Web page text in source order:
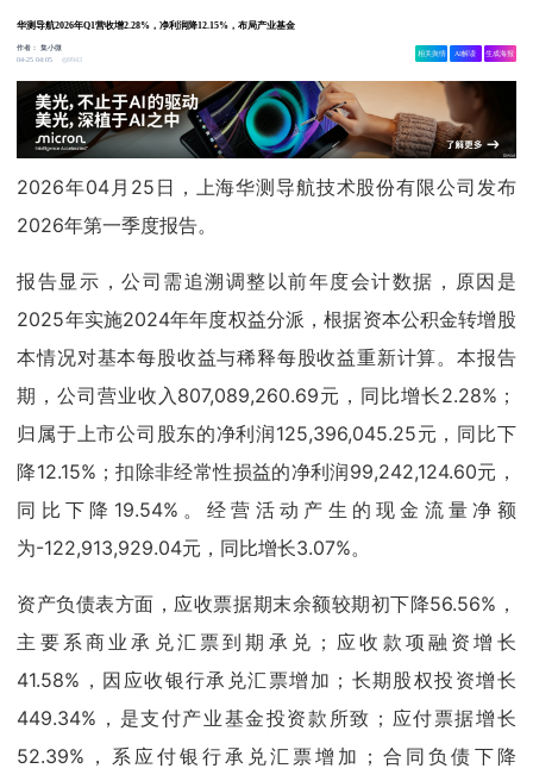
华测导航2026年Q1营收增2.28%，净利润降12.15%，布局产业基金
作者：集小微
04-25 04:05
9943
相关舆情 AI解读 生成海报
2026年04月25日，上海华测导航技术股份有限公司发布
2026年第一季度报告。
报告显示，公司需追溯调整以前年度会计数据，原因是
2025年实施2024年年度权益分派，根据资本公积金转增股
本情况对基本每股收益与稀释每股收益重新计算。本报告
期，公司营业收入807,089,260.69元，同比增长2.28%；
归属于上市公司股东的净利润125,396,045.25元，同比下
降12.15%；扣除非经常性损益的净利润99,242,124.60元，
同比下降19.54%。经营活动产生的现金流量净额
为-122,913,929.04元，同比增长3.07%。
资产负债表方面，应收票据期末余额较期初下降56.56%，
主要系商业承兑汇票到期承兑；应收款项融资增长
41.58%，因应收银行承兑汇票增加；长期股权投资增长
449.34%，是支付产业基金投资款所致；应付票据增长
52.39%，系应付银行承兑汇票增加；合同负债下降